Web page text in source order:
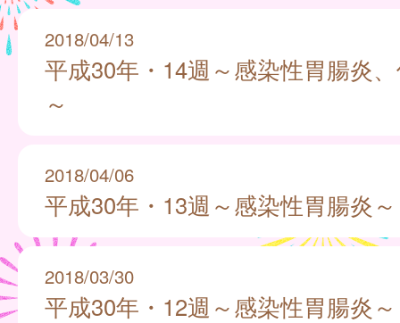
2018/04/13
平成30年・14週～感染性胃腸炎
～
2018/04/06
平成30年・13週～感染性胃腸炎～
2018/03/30
平成30年・12週～感染性胃腸炎～